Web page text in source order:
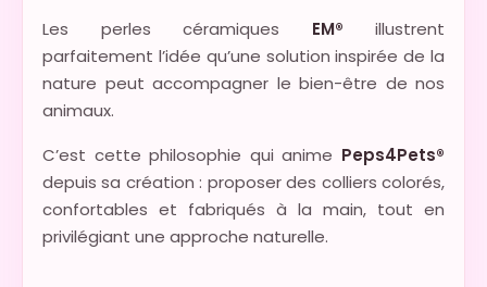
Les perles céramiques EM® illustrent
parfaitement l’idée qu’une solution inspirée de la
nature peut accompagner le bien-être de nos
animaux.
C’est cette philosophie qui anime Peps4Pets®
depuis sa création : proposer des colliers colorés,
confortables et fabriqués à la main, tout en
privilégiant une approche naturelle.